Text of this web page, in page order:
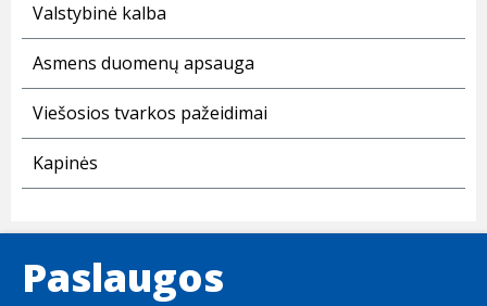
Valstybinė kalba
Asmens duomenų apsauga
Viešosios tvarkos pažeidimai
Kapinės
Paslaugos